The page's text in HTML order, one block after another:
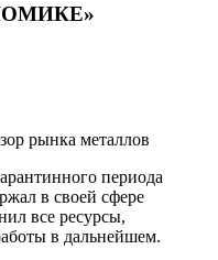
рынка металлов
периода
в своей сфере
все ресурсы,
в дальнейшем.